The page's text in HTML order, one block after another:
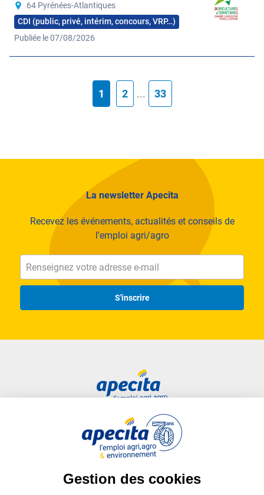
64 Pyrénées-Atlantiques
CDI (public, privé, intérim, concours, VRP…)
Publiée le 07/08/2026
1 2 ... 33
La newsletter Apecita
Recevez les événements, actualités et conseils de
l'emploi agri/agro
S'inscrire
Liens utiles
Plan du site